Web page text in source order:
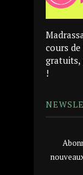
cours
gratuits,
!